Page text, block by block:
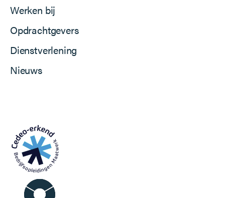
Werken bij
Opdrachtgevers
Dienstverlening
Nieuws